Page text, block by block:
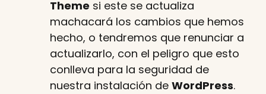
Theme si este se actualiza
machacará los cambios que hemos
hecho, o tendremos que renunciar a
actualizarlo, con el peligro que esto
conlleva para la seguridad de
nuestra instalación de WordPress.